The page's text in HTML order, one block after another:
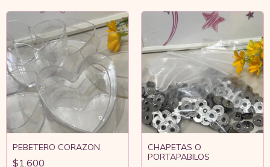
PEBETERO CORAZON
$1.600
CHAPETAS O
PORTAPABILOS